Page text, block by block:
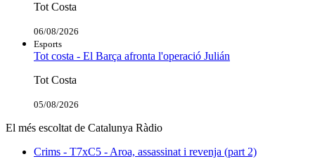
Tot Costa
06/08/2026
Esports
Tot costa - El Barça afronta l'operació Julián
Tot Costa
05/08/2026
El més escoltat de Catalunya Ràdio
Crims - T7xC5 - Aroa, assassinat i revenja (part 2)